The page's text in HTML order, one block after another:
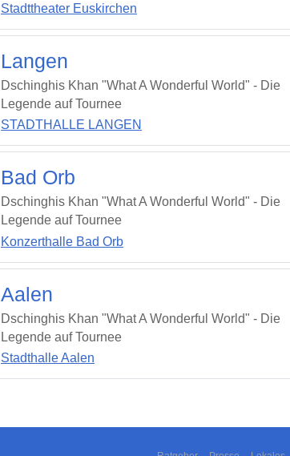
Stadttheater Euskirchen
Langen
Dschinghis Khan "What A Wonderful World" - Die
Legende auf Tournee
STADTHALLE LANGEN
Bad Orb
Dschinghis Khan "What A Wonderful World" - Die
Legende auf Tournee
Konzerthalle Bad Orb
Aalen
Dschinghis Khan "What A Wonderful World" - Die
Legende auf Tournee
Stadthalle Aalen